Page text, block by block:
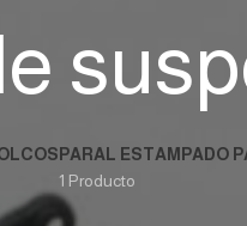
PARAL ESTAMPADO
1 Producto